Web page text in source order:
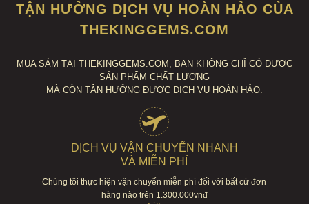
TẬN HƯỞNG DỊCH VỤ HOÀN HẢO CỦA
THEKINGGEMS.COM
MUA SẮM TẠI THEKINGGEMS.COM, BẠN KHÔNG CHỈ CÓ ĐƯỢC
SẢN PHẨM CHẤT LƯỢNG
MÀ CÒN TẬN HƯỞNG ĐƯỢC DỊCH VỤ HOÀN HẢO.
DỊCH VỤ VẬN CHUYỂN NHANH
VÀ MIỄN PHÍ
Chúng tôi thực hiện vận chuyển miễn phí đối với bất cứ đơn
hàng nào trên 1.300.000vnđ